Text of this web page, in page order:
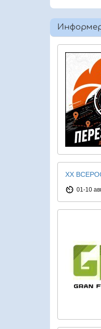
XX
01-10